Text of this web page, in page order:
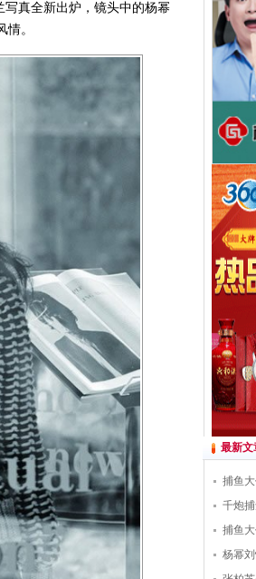
真全新出炉，镜头中的杨幂
。
最新文
捕鱼
千炮
捕鱼
杨幂